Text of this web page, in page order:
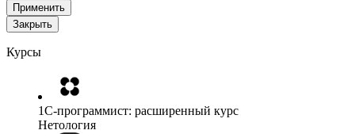
Применить
Закрыть
Курсы
1C-программист: расширенный курс
Нетология